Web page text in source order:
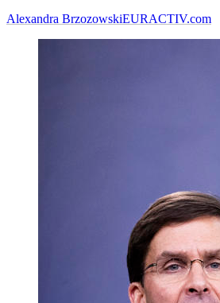
Alexandra BrzozowskiEURACTIV.com